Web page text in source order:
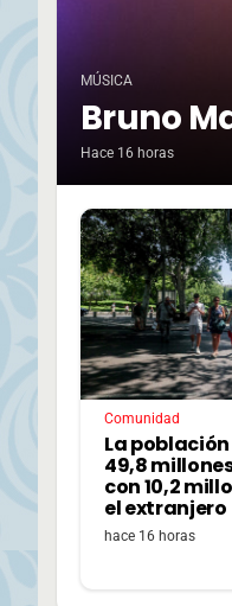
MÚSICA
Bruno
Hace 16 horas
Comunidad
La
49,8
con 10,2
el extranjero
hace 16 horas